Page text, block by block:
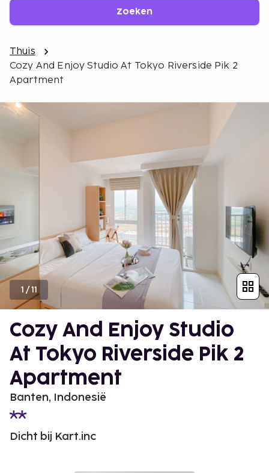
Zoeken
Thuis
Cozy And Enjoy Studio At Tokyo Riverside Pik 2
Apartment
1 /11
Cozy And Enjoy Studio
At Tokyo Riverside Pik 2
Apartment
Banten, Indonesië
Dicht bij Kart.inc